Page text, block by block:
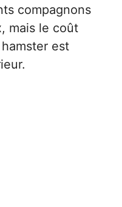
compagnons
mais le coût
hamster est